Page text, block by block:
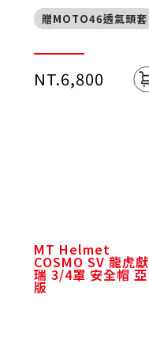
贈MOTO46透氣頭套
NT.6,800
MT Helmet
COSMO SV 龍虎獻
瑞 3/4罩 安全帽 亞
版